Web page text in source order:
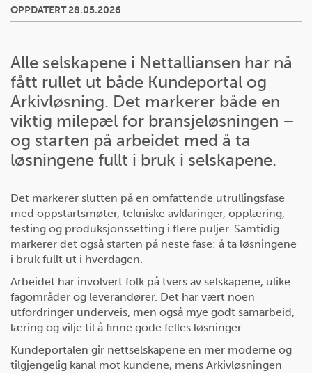
OPPDATERT 28.05.2026
Alle selskapene i Nettalliansen har nå
fått rullet ut både Kundeportal og
Arkivløsning. Det markerer både en
viktig milepæl for bransjeløsningen –
og starten på arbeidet med å ta
løsningene fullt i bruk i selskapene.
Det markerer slutten på en omfattende utrullingsfase
med oppstartsmøter, tekniske avklaringer, opplæring,
testing og produksjonssetting i flere puljer. Samtidig
markerer det også starten på neste fase: å ta løsningene
i bruk fullt ut i hverdagen.
Arbeidet har involvert folk på tvers av selskapene, ulike
fagområder og leverandører. Det har vært noen
utfordringer underveis, men også mye godt samarbeid,
læring og vilje til å finne gode felles løsninger.
Kundeportalen gir nettselskapene en mer moderne og
tilgjengelig kanal mot kundene, mens Arkivløsningen